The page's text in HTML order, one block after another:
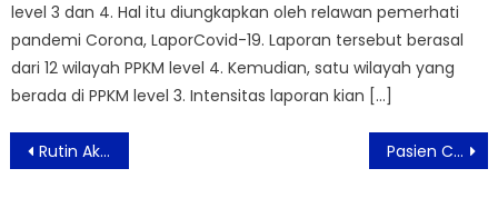
level 3 dan 4. Hal itu diungkapkan oleh relawan pemerhati
pandemi Corona, LaporCovid-19. Laporan tersebut berasal
dari 12 wilayah PPKM level 4. Kemudian, satu wilayah yang
berada di PPKM level 3. Intensitas laporan kian […]
Post
navigation
Rutin Aktifitas Olahraga Bisa Seimbangkan Tekanan Darah Pasien Covid-19 OTG Disarankan Isolasi di Rumah